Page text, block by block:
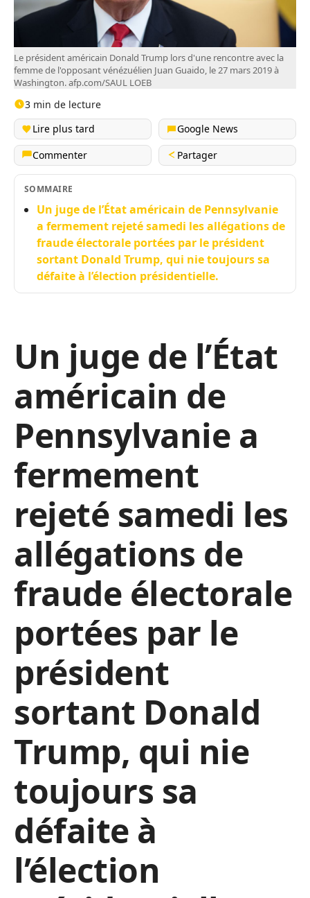
Le président américain Donald Trump lors d'une rencontre avec la
femme de l'opposant vénézuélien Juan Guaido, le 27 mars 2019 à
Washington. afp.com/SAUL LOEB
3 min de lecture
Lire plus tard
Google News
Commenter
Partager
SOMMAIRE
Un juge de l’État américain de Pennsylvanie
a fermement rejeté samedi les allégations de
fraude électorale portées par le président
sortant Donald Trump, qui nie toujours sa
défaite à l’élection présidentielle.
Un juge de l’État
américain de
Pennsylvanie a
fermement
rejeté samedi les
allégations de
fraude électorale
portées par le
président
sortant Donald
Trump, qui nie
toujours sa
défaite à
l’élection